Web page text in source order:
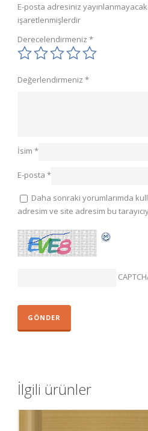
E-posta adresiniz yayınlanmayacak.
işaretlenmişlerdir
Derecelendirmeniz *
Değerlendirmeniz *
İsim *
E-posta *
Daha sonraki yorumlarımda
adresim ve site adresim bu
İlgili ürünler